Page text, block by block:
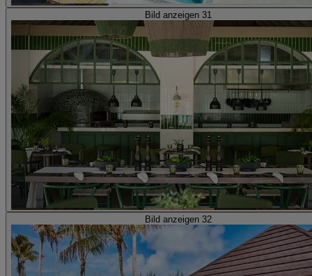
Bild anzeigen 31
Bild anzeigen 32